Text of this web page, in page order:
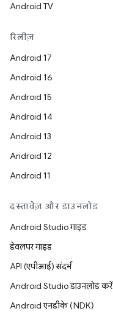
Android TV
रिलीज़
Android 17
Android 16
Android 15
Android 14
Android 13
Android 12
Android 11
दस्तावेज़ और डाउनलोड
Android Studio गाइड
डेवलपर गाइड
API (एपीआई) संदर्भ
Android Studio डाउनलोड करें
Android एनडीके (NDK)